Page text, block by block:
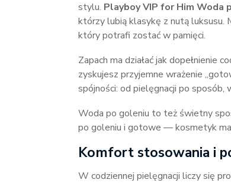
stylu. Playboy VIP for Him Woda
którzy lubią klasykę z nutą luksusu.
który potrafi zostać w pamięci.
Zapach ma działać jak
zyskujesz przyjemne wrażenie
spójności: od pielęgnacji po sposób,
Woda po goleniu to też świetny
po goleniu i gotowe — kosmetyk
Komfort stosowania i
W codziennej pielęgnacji liczy się